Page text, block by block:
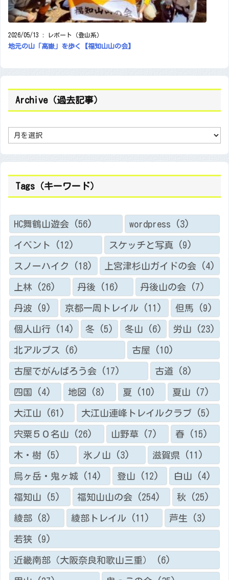
2026/05/13 : レポート（登山系）
地元の山「高嶽」を歩く【福知山山の会】
Archive（過去記事）
c
e
去
）
Tags（キーワード）
HC舞鶴山遊会 (56) wordpress (3)
イベント (12) スケッチと写真(9)
スノーハイク (18) 上宮津杉山ガイドの会(4)
上林 (26) 丹後 (16) 丹後山の会 (7)
丹波 (9) 京都一周トレイル (11) 但馬 (9)
個人山行 (14) 冬 (5) 冬山 (6) 労山 (23)
北アルプス (6) 古屋 (10)
古屋でがんばろう会 (17) 古道(8)
四国 (4) 地図 (8) 夏(10) 夏山 (7)
大江山 (61) 大江山連峰トレイルクラブ (5)
宍粟５０名山 (26) 山野草(7) 春 (15)
木・樹 (5) 氷ノ山 (3) 滋賀県 (11)
烏ヶ岳・鬼ヶ城 (14) 登山 (12) 白山 (4)
福知山 (5) 福知山山の会(254) 秋 (25)
綾部 (8) 綾部トレイル (11) 芦生 (3)
若狭 (9)
近畿南部（大阪奈良和歌山三重） (6)